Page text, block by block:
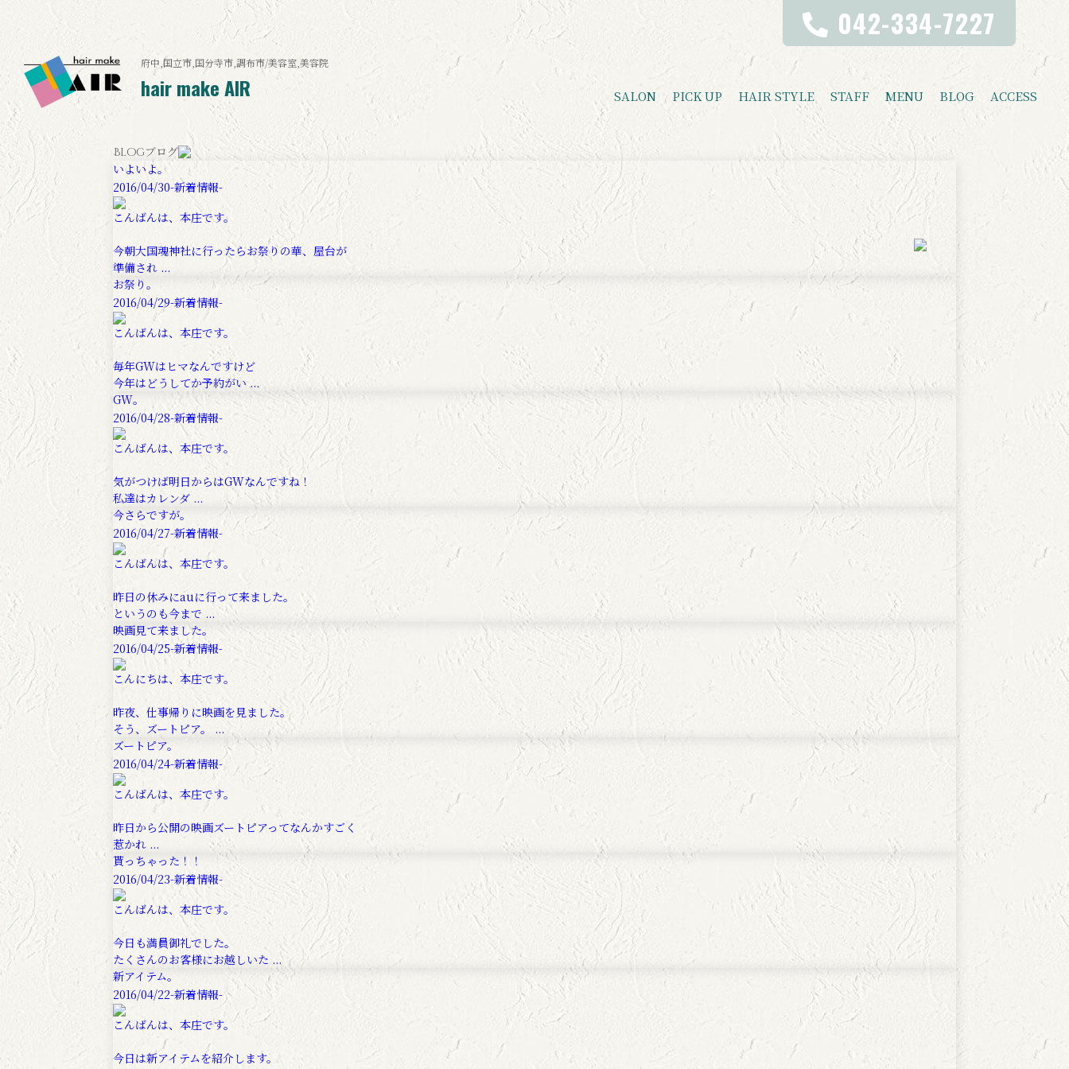
042-334-7227
府中,国立市,国分寺市,調布市/美容室,美容院
hair make AIR SALON PICK UP HAIR STYLE STAFF MENU BLOG ACCESS
Blogブログ
いよいよ。
2016/04/30-新着情報-
こんばんは、本庄です。
今朝大国魂神社に行ったらお祭りの華、屋台が
準備され ...
お祭り。
2016/04/29-新着情報-
こんばんは、本庄です。
毎年GWはヒマなんですけど
今年はどうしてか予約がい ...
GW。
2016/04/28-新着情報-
こんばんは、本庄です。
気がつけば明日からはGWなんですね！
私達はカレンダ ...
今さらですが。
2016/04/27-新着情報-
こんばんは、本庄です。
昨日の休みにauに行って来ました。
というのも今まで ...
映画見て来ました。
2016/04/25-新着情報-
こんにちは、本庄です。
昨夜、仕事帰りに映画を見ました。
そう、ズートピア。 ...
ズートピア。
2016/04/24-新着情報-
こんばんは、本庄です。
昨日から公開の映画ズートピアってなんかすごく
惹かれ ...
貰っちゃった！！
2016/04/23-新着情報-
こんばんは、本庄です。
今日も満員御礼でした。
たくさんのお客様にお越しいた ...
新アイテム。
2016/04/22-新着情報-
こんばんは、本庄です。
今日は新アイテムを紹介します。